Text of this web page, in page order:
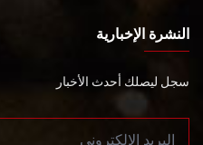
النشرة الإخبارية
سجل ليصلك أحدث الأخبار